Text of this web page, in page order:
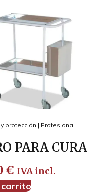
protección | Profesional
PARA
€ IVA incl.